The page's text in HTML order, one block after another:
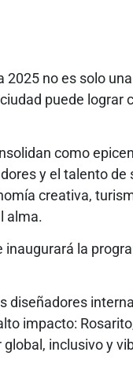
2025 no es solo
puede lograr
como
y el talento de
creativa,
alma.
la
diseñadores
impacto:
inclusivo y